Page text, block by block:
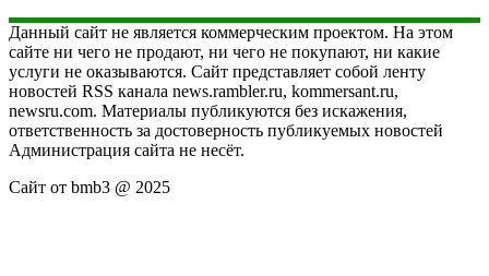
Данный сайт не является коммерческим проектом. На этом
сайте ни чего не продают, ни чего не покупают, ни какие
услуги не оказываются. Сайт представляет собой ленту
новостей RSS канала news.rambler.ru, kommersant.ru,
newsru.com. Материалы публикуются без искажения,
ответственность за достоверность публикуемых новостей
Администрация сайта не несёт.
Сайт от bmb3 @ 2025